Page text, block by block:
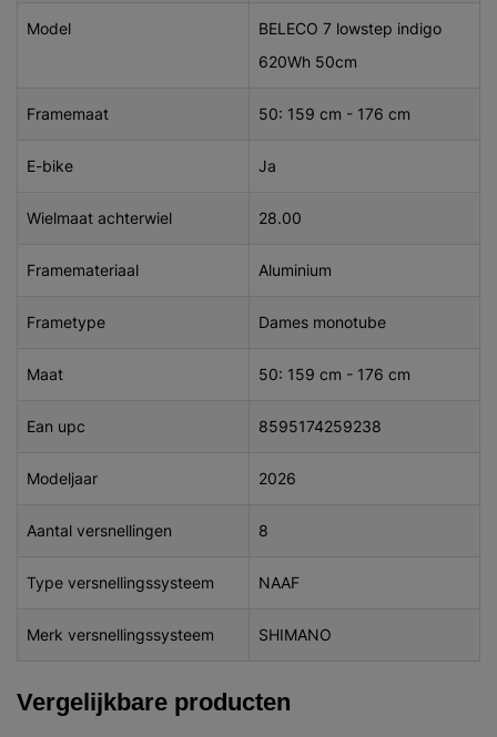
Model
BELECO 7 lowstep indigo
620Wh 50cm
Framemaat 50: 159 cm - 176 cm
E-bike Ja
Wielmaat achterwiel 28.00
Framemateriaal Aluminium
Frametype Dames monotube
Maat 50: 159 cm - 176 cm
Ean upc 8595174259238
Modeljaar 2026
Aantal versnellingen 8
Type versnellingssysteem NAAF
Merk versnellingssysteem SHIMANO
Vergelijkbare producten